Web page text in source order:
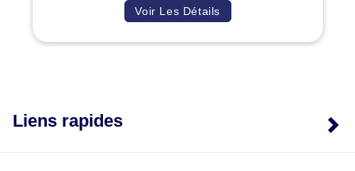
Voir Les Détails
Liens rapides